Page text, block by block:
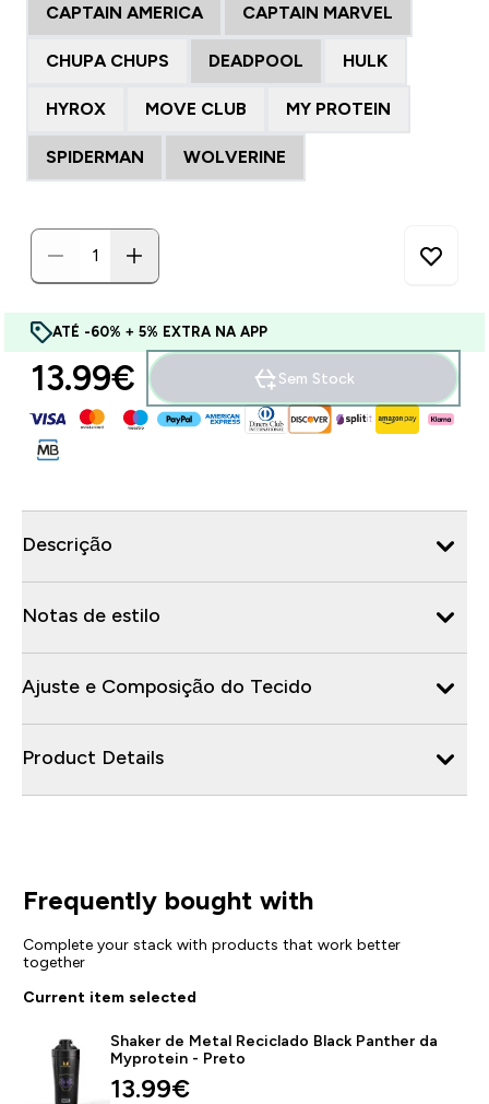
CAPTAIN AMERICA CAPTAIN MARVEL
CHUPA CHUPS DEADPOOL HULK
HYROX MOVE CLUB MY PROTEIN
SPIDERMAN WOLVERINE
ATÉ -60% + 5% EXTRA NA APP
13.99€‎ Sem Stock
Descrição
Notas de estilo
Ajuste e Composição do Tecido
Product Details
Frequently bought with
Complete your stack with products that work better
together
Current item selected
Shaker de Metal Reciclado Black Panther da
Myprotein - Preto
13.99€‎